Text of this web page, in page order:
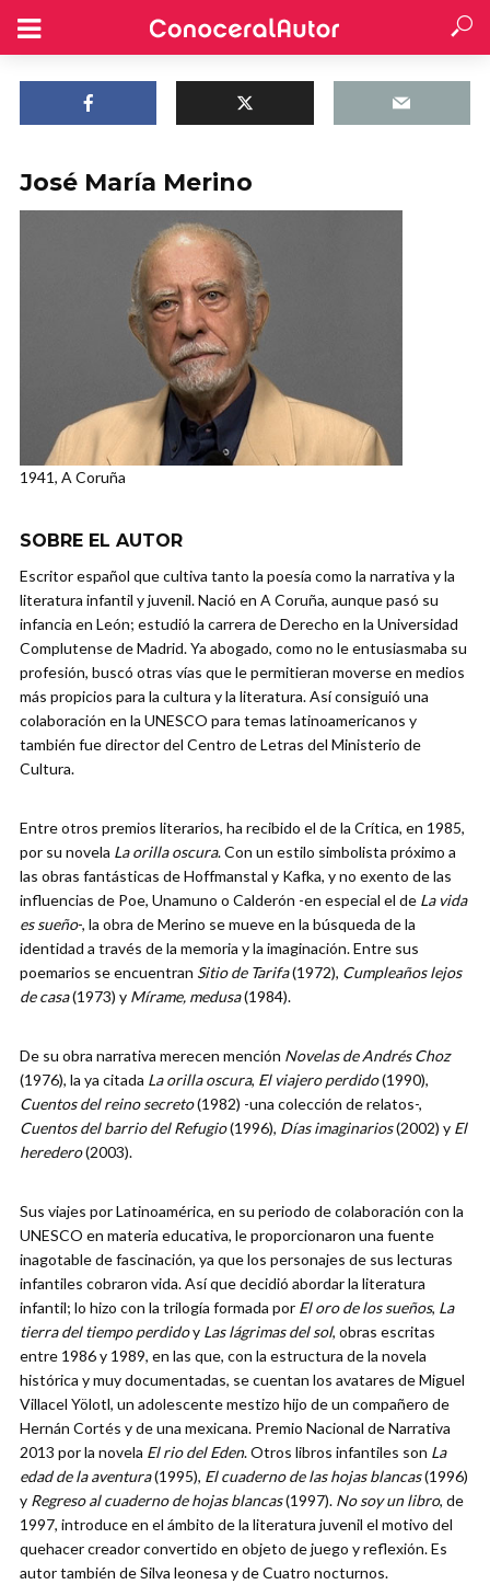
José María Merino
1941, A Coruña
SOBRE EL AUTOR
Escritor español que cultiva tanto la poesía como la narrativa y la
literatura infantil y juvenil. Nació en A Coruña, aunque pasó su
infancia en León; estudió la carrera de Derecho en la Universidad
Complutense de Madrid. Ya abogado, como no le entusiasmaba su
profesión, buscó otras vías que le permitieran moverse en medios
más propicios para la cultura y la literatura. Así consiguió una
colaboración en la UNESCO para temas latinoamericanos y
también fue director del Centro de Letras del Ministerio de
Cultura.
Entre otros premios literarios, ha recibido el de la Crítica, en 1985,
por su novela La orilla oscura. Con un estilo simbolista próximo a
las obras fantásticas de Hoffmanstal y Kafka, y no exento de las
influencias de Poe, Unamuno o Calderón -en especial el de La vida
es sueño-, la obra de Merino se mueve en la búsqueda de la
identidad a través de la memoria y la imaginación. Entre sus
poemarios se encuentran Sitio de Tarifa(1972), Cumpleaños lejos
de casa(1973) y Mírame, medusa(1984).
De su obra narrativa merecen mención Novelas de Andrés Choz
(1976), la ya citada La orilla oscura, El viajero perdido(1990),
Cuentos del reino secreto(1982) -una colección de relatos-,
Cuentos del barrio del Refugio(1996), Días imaginarios(2002) y El
heredero(2003).
Sus viajes por Latinoamérica, en su periodo de colaboración con la
UNESCO en materia educativa, le proporcionaron una fuente
inagotable de fascinación, ya que los personajes de sus lecturas
infantiles cobraron vida. Así que decidió abordar la literatura
infantil; lo hizo con la trilogía formada por El oro de los sueños, La
tierra del tiempo perdidoy Las lágrimas del sol, obras escritas
entre 1986 y 1989, en las que, con la estructura de la novela
histórica y muy documentadas, se cuentan los avatares de Miguel
Villacel Yölotl, un adolescente mestizo hijo de un compañero de
Hernán Cortés y de una mexicana. Premio Nacional de Narrativa
2013 por la novela El rio del Eden. Otros libros infantiles son La
edad de la aventura(1995), El cuaderno de las hojas blancas(1996)
y Regreso al cuaderno de hojas blancas(1997). No soy un libro, de
1997, introduce en el ámbito de la literatura juvenil el motivo del
quehacer creador convertido en objeto de juego y reflexión. Es
autor también de Silva leonesa y de Cuatro nocturnos.